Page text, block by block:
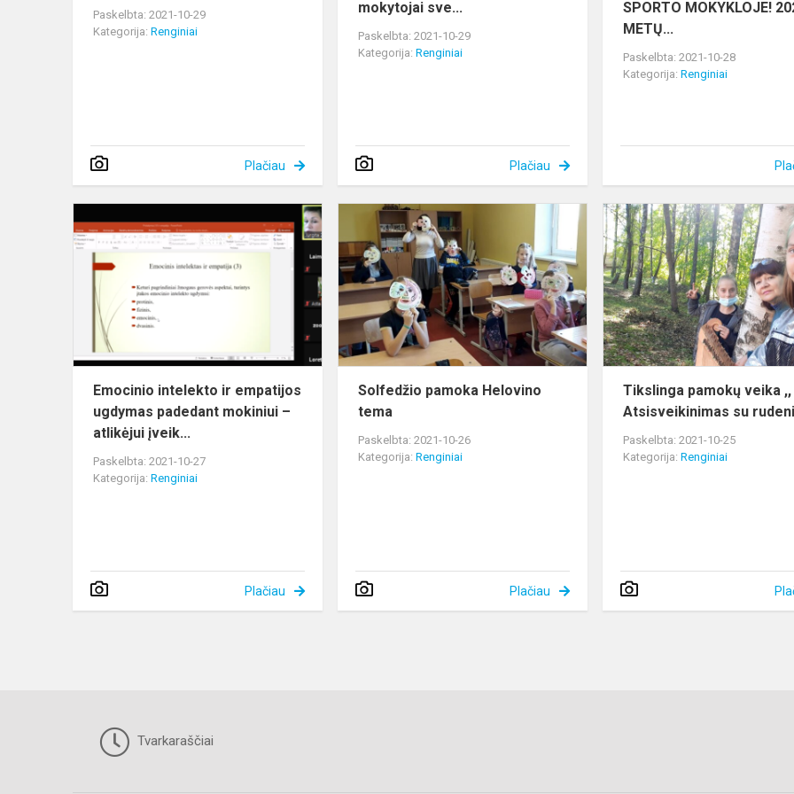
Paskelbta: 2021-10-29
Kategorija: Renginiai
Plačiau
mokytojai sve...
Paskelbta: 2021-10-29
Kategorija:Renginiai
Plačiau
SPORTO MOKYKLOJE!
METŲ...
Paskelbta: 2021-10-28
Kategorija:Renginiai
Emocinio
intelekto
ir
empatijos
ugdymas
padedant
mokiniui
–...
Emocinio intelekto ir empatijos
ugdymas padedant mokiniui –
atlikėjui įveik...
Paskelbta: 2021-10-27
Kategorija: Renginiai
Plačiau
Solfedžio
pamoka
Helovino
tema
Solfedžio pamoka Helovino
tema
Paskelbta: 2021-10-26
Kategorija:Renginiai
Plačiau
Tikslinga pamokų veika ,,
Atsisveikinimas su
Paskelbta: 2021-10-25
Kategorija:Renginiai
Tvarkaraščiai